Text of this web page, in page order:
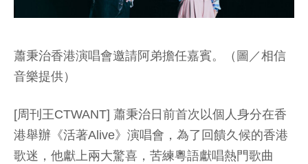
蕭秉治香港演唱會邀請阿弟擔任嘉賓。（圖／相信
音樂提供）
[周刊王CTWANT] 蕭秉治日前首次以個人身分在香
港舉辦《活著Alive》演唱會，為了回饋久候的香港
歌迷，他獻上兩大驚喜，苦練粵語獻唱熱門歌曲